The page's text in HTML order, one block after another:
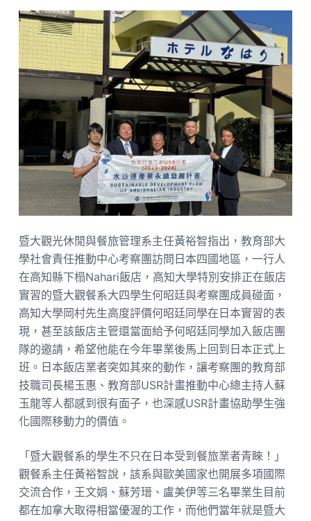
暨大觀光休閒與餐旅管理系主任黃裕智指出，教育部大
學社會責任推動中心考察團訪問日本四國地區，一行人
在高知縣下榻Nahari飯店，高知大學特別安排正在飯店
實習的暨大觀餐系大四學生何昭廷與考察團成員碰面，
高知大學岡村先生高度評價何昭廷同學在日本實習的表
現，甚至該飯店主管還當面給予何昭廷同學加入飯店團
隊的邀請，希望他能在今年畢業後馬上回到日本正式上
班。日本飯店業者突如其來的動作，讓考察團的教育部
技職司長楊玉惠、教育部USR計畫推動中心總主持人蘇
玉龍等人都感到很有面子，也深感USR計畫協助學生強
化國際移動力的價值。
「暨大觀餐系的學生不只在日本受到餐旅業者青睞！」
觀餐系主任黃裕智說，該系與歐美國家也開展多項國際
交流合作，王文娟、蘇芳瑨、盧美伊等三名畢業生目前
都在加拿大取得相當優渥的工作，而他們當年就是暨大